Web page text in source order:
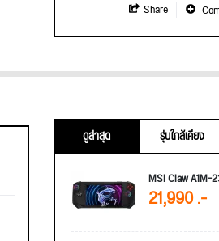
Share
ดูล่าสุด รุ่นใกล้เคียง
MSI Claw A1M-
21,990 .-